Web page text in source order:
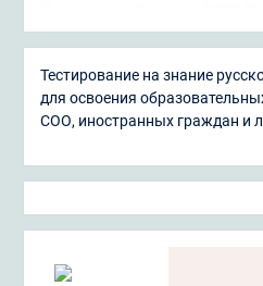
Тестирование на знание
для освоения
СОО, иностранных граждан и